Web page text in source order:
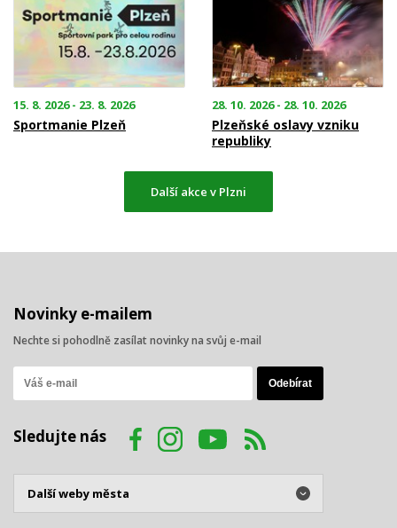
15. 8. 2026 - 23. 8. 2026
Sportmanie Plzeň
28. 10. 2026 - 28. 10. 2026
Plzeňské oslavy vzniku
republiky
Další akce v Plzni
Novinky e-mailem
Nechte si pohodlně zasílat novinky na svůj e-mail
Sledujte nás